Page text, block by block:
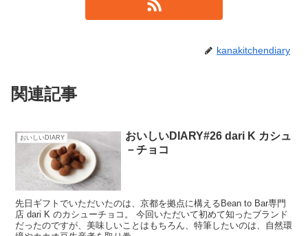
kanakitchendiary
関連記事
おいしいDIARY
おいしいDIARY#26 dari K カシュ
－チョコ
先日ギフトでいただいたのは、京都を拠点に構えるBean to Bar専門
店 dari K のカシューチョコ。 今回いただいて初めて知ったブランド
だったのですが、美味しいことはもちろん、特筆したいのは、自然環